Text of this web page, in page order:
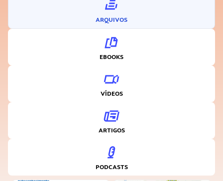
ARQUIVOS
EBOOKS
VÍDEOS
ARTIGOS
PODCASTS